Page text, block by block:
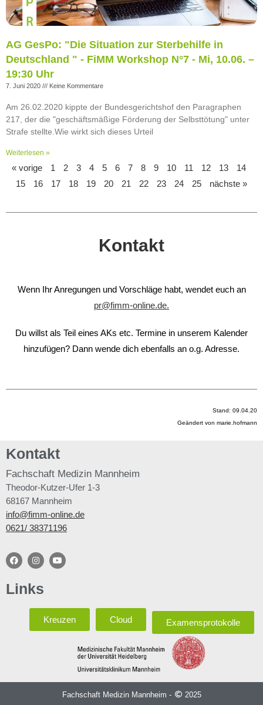
AG GesPo: "Die Situation zur Sterbehilfe in
Deutschland " - FiMM Workshop N°7 - Mi, 10.06. –
19:30 Uhr
7. Juni 2020 Keine Kommentare
Am 26.02.2020 kippte der Bundesgerichtshof den Paragraphen
217, der die "geschäftsmäßige Förderung der Selbsttötung" unter
Strafe stellte.Wie wirkt sich dieses Urteil
Weiterlesen »
« vorige 1 2 3 4 5 6 7 8 9 10 11 12 13
14
15
16 17 18 19 20 21 22 23 24 25 nächste »
Kontakt
Wenn Ihr Anregungen und Vorschläge habt, wendet euch an
pr@fimm-online.de.
Du willst als Teil eines AKs etc. Termine in unserem Kalender
hinzufügen? Dann wende dich ebenfalls an o.g. Adresse.
Stand: 09.04.20
Geändert von marie.hofmann
Kontakt
Fachschaft Medizin Mannheim
Theodor-Kutzer-Ufer 1-3
68167 Mannheim
info@fimm-online.de
0621/ 38371196
Links
Kreuzen Cloud Examensprotokolle
Fachschaft Medizin Mannheim - 2025